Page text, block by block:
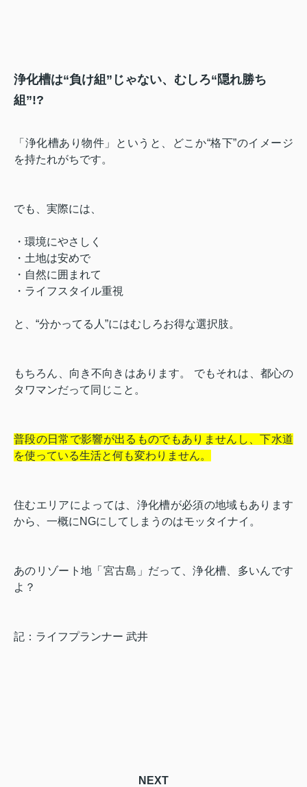
浄化槽は“負け組”じゃない、むしろ“隠れ勝ち
組”!?
「浄化槽あり物件」というと、どこか“格下”のイメージ
を持たれがちです。
でも、実際には、
・環境にやさしく
・土地は安めで
・自然に囲まれて
・ライフスタイル重視
と、“分かってる人”にはむしろお得な選択肢。
もちろん、向き不向きはあります。 でもそれは、都心の
タワマンだって同じこと。
普段の日常で影響が出るものでもありませんし、下水道
を使っている生活と何も変わりません。
住むエリアによっては、浄化槽が必須の地域もあります
から、一概にNGにしてしまうのはモッタイナイ。
あのリゾート地「宮古島」だって、浄化槽、多いんです
よ？
記：ライフプランナー 武井
NEXT